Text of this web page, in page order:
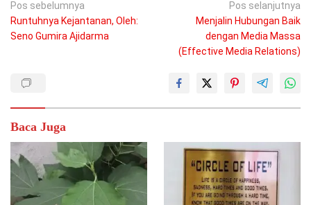
Navigasi
pos
Pos sebelumnya
Runtuhnya Kejantanan, Oleh:
Seno Gumira Ajidarma
Pos selanjutnya
Menjalin Hubungan Baik
dengan Media Massa
(Effective Media Relations)
Baca Juga